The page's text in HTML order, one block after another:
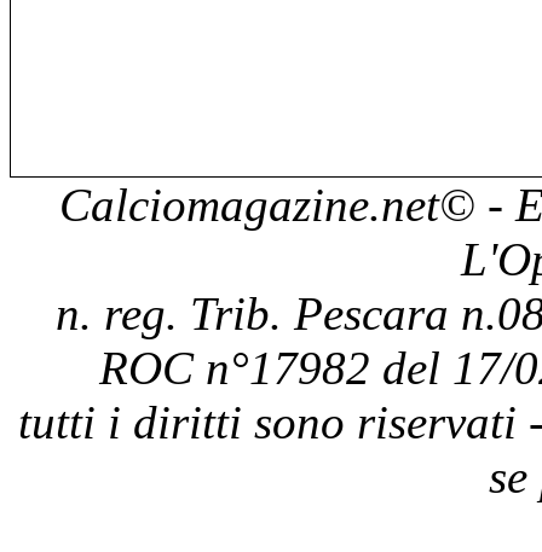
Calciomagazine.net© -
n. reg. Trib. Pescara
ROC n°17982 del 17/
tutti i diritti sono riservati